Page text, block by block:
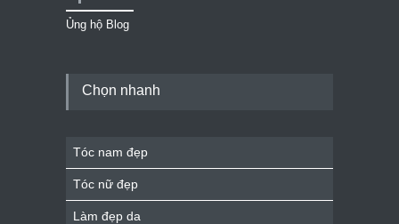
Ủng hộ Blog
Chọn nhanh
Tóc nam đẹp
Tóc nữ đẹp
Làm đẹp da